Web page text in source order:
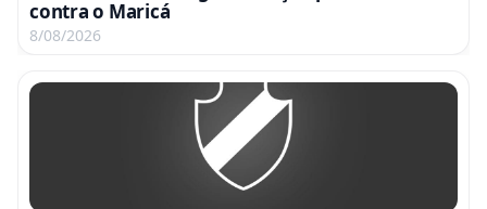
contra o Maricá
8/08/2026